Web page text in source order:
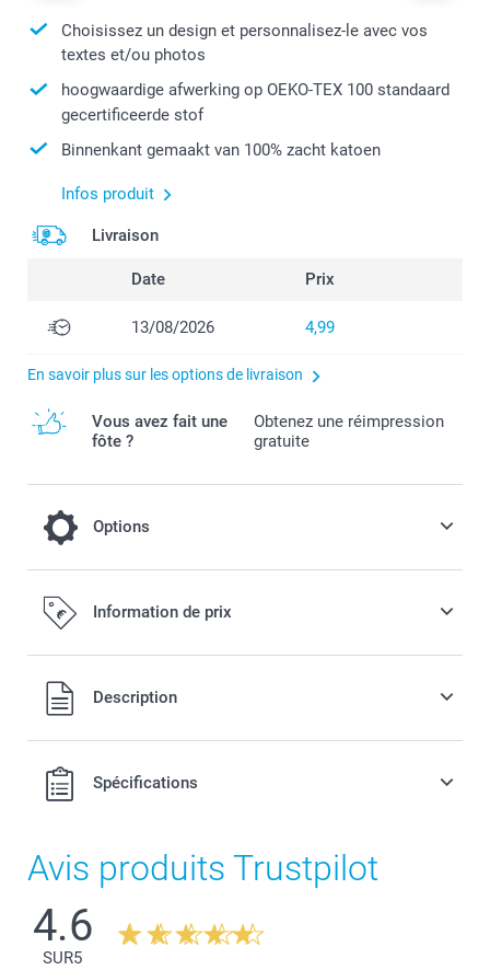
Choisissez un design et personnalisez-le avec vos
textes et/ou photos
hoogwaardige afwerking op OEKO-TEX 100 standaard
gecertificeerde stof
Binnenkant gemaakt van 100% zacht katoen
Infos produit
Livraison
Date Prix
13/08/2026 4,99
En savoir plus sur les options de livraison
Vous avez fait une
fôte ?
Obtenez une réimpression
gratuite
Options
Ajoutez une tirelire Miffy à votre
commande
14,99 / pièce
A utiliser en décoration dans la chambre de bébé
Matériau : PVC incassable, anti-poussière, facile à
Dimensions : 12 cm (haut) x 6 cm (diamètre)
Information de prix
Tous les prix sont en EURO (€), TVA incluse et hors frais de
port.
Description
Spécifications
Avis produits Trustpilot
4.6
SUR5